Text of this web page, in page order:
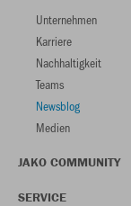
Unternehmen
Karriere
Nachhaltigkeit
Teams
Newsblog
Medien
JAKO COMMUNITY
SERVICE